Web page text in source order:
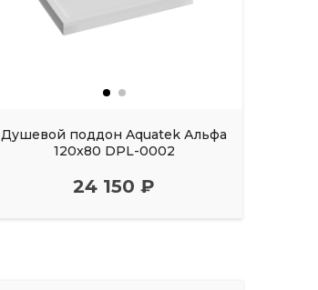
Душевой поддон Aquatek Альфа
120x80 DPL-0002
24 150 ₽